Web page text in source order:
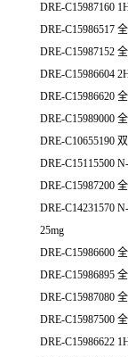
DRE-C15987160
DRE-C15986517
DRE-C15987152
DRE-C15986604
DRE-C15986620
DRE-C15989000
DRE-C10655190
DRE-C15115500
DRE-C15987200
DRE-C14231570
25mg
DRE-C15986600
DRE-C15986895
DRE-C15987080
DRE-C15987500
DRE-C15986622